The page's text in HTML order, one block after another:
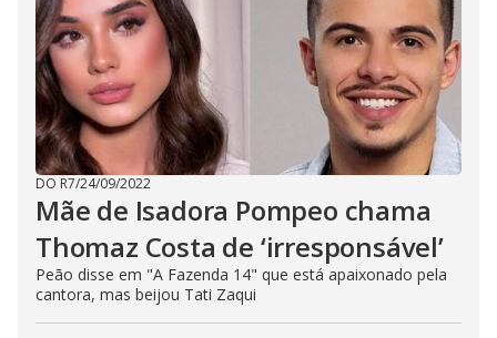
DO R7/24/09/2022
Mãe de Isadora Pompeo chama
Thomaz Costa de ‘irresponsável’
Peão disse em "A Fazenda 14" que está apaixonado pela
cantora, mas beijou Tati Zaqui